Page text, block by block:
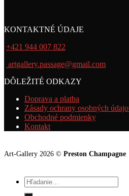
KONTAKTNÉ ÚDAJE
+421 944 007 822
artgallery.passage@gmail.com
DÔLEŽITÉ ODKAZY
Doprava a platba
Zásady ochrany osobných
Obchodné podmienky
Kontakt
Art-Gallery 2026 © Preston Champagne
Hľadať: